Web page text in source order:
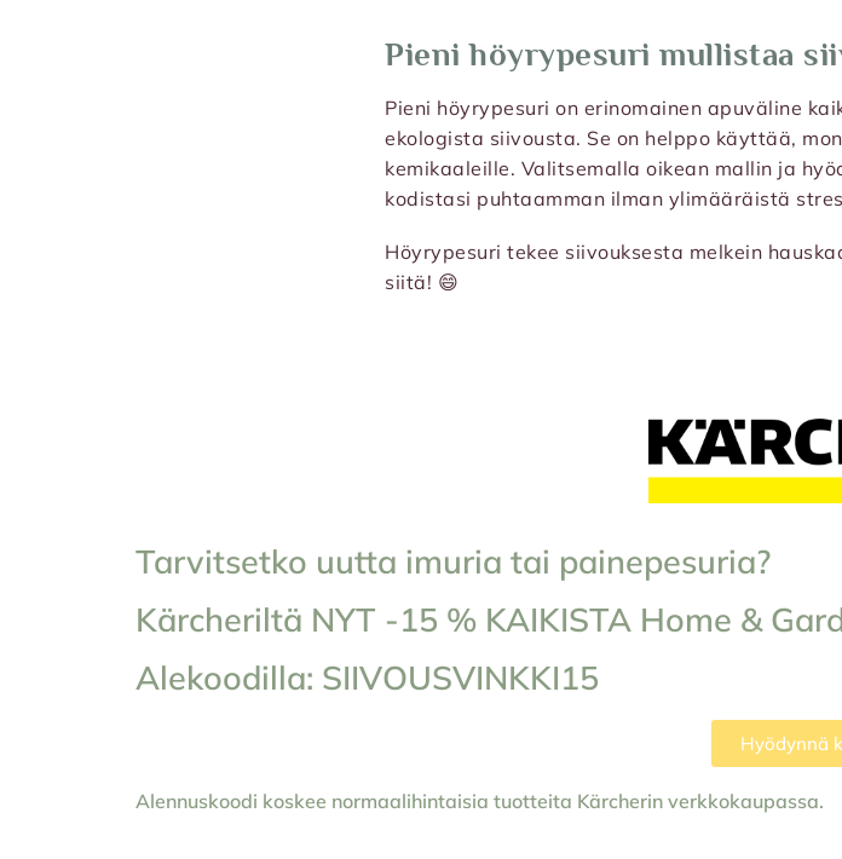
Pieni höyrypesuri mullistaa
Pieni höyrypesuri on erinomainen apuväline
ekologista siivousta. Se on helppo käyttää,
kemikaaleille. Valitsemalla oikean mallin ja
kodistasi puhtaamman ilman ylimääräistä
Höyrypesuri tekee siivouksesta melkein
siitä! 😄
Tarvitsetko uutta imuria tai painepesuria?
Kärcheriltä NYT -15 % KAIKISTA Home &
Alekoodilla: SIIVOUSVINKKI15
Hyödynnä
Alennuskoodi koskee normaalihintaisia tuotteita Kärcherin verkkokaupassa.